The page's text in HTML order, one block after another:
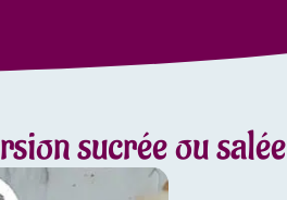
sucrée ou salée